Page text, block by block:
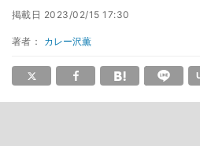
掲載日 2023/02/15 17:30
著者： カレー沢薫